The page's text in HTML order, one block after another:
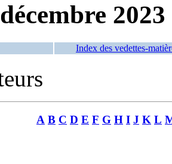
2023
Index des vedettes-
A B C D E F G H I J K L